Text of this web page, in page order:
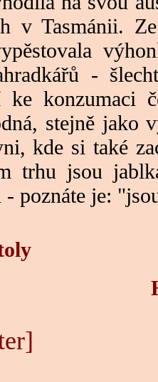
v Tasmánii.
-
ke konzumaci
stejně jako
kde si také
trhu jsou
- poznáte je: